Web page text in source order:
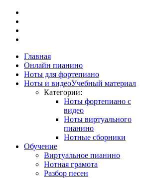
Главная
Онлайн пианино
Ноты для фортепиано
Ноты и видеоУчебный материал
Категории:
Ноты фортепиано с
видео
Ноты виртуального
пианино
Нотные сборники
Обучение
Виртуальное пианино
Нотная грамота
Разбор песен